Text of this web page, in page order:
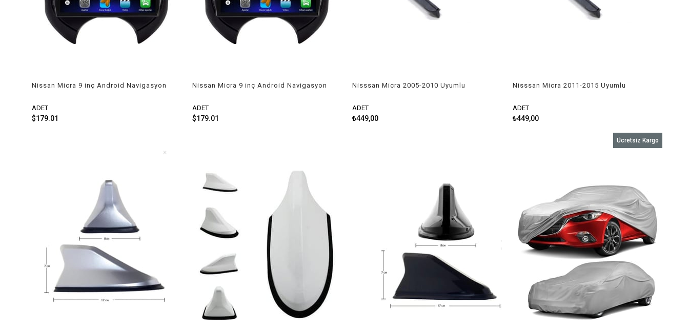
Nissan Micra 9 inç Android Navigasyon
ADET
$179.01
Nissan Micra 9 inç Android Navigasyon
ADET
$179.01
Nisssan Micra 2005-2010 Uyumlu
ADET
₺449,00
Nisssan Micra 2011-2015 Uyumlu
ADET
₺449,00
Ücretsiz Kargo